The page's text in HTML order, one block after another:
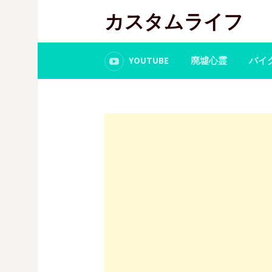
テ
カスタムライフ
YOUTUBE 廃墟心霊 バイ